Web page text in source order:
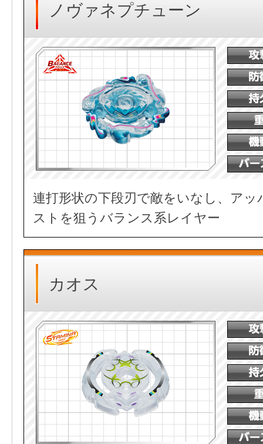
ノヴァネプチューン
連打形状の下段刃で敵をいなし、アッ
ストを狙うバランス系レイヤー
カオス